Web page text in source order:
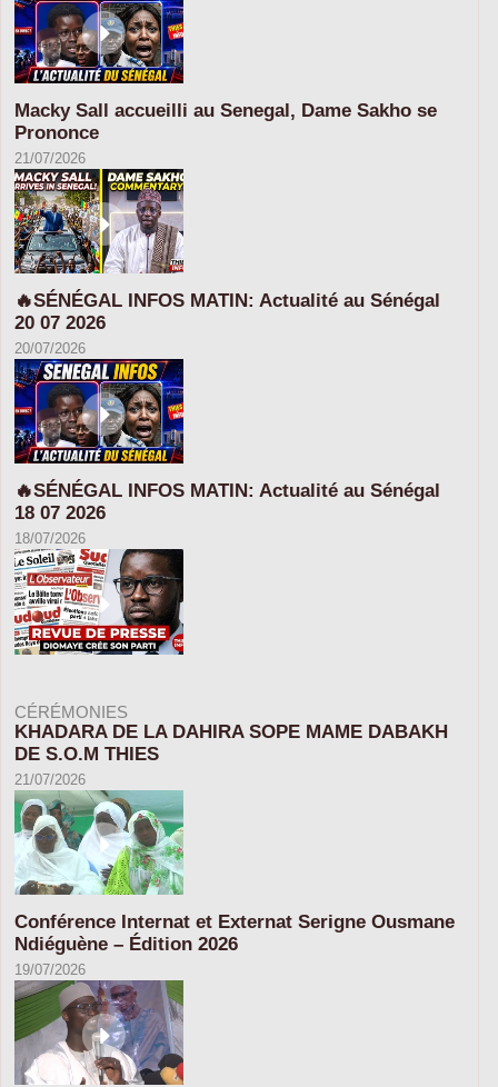
Macky Sall accueilli au Senegal, Dame Sakho se
Prononce
21/07/2026
🔥SÉNÉGAL INFOS MATIN: Actualité au Sénégal
20 07 2026
20/07/2026
🔥SÉNÉGAL INFOS MATIN: Actualité au Sénégal
18 07 2026
18/07/2026
CÉRÉMONIES
KHADARA DE LA DAHIRA SOPE MAME DABAKH
DE S.O.M THIES
21/07/2026
Conférence Internat et Externat Serigne Ousmane
Ndiéguène – Édition 2026
19/07/2026